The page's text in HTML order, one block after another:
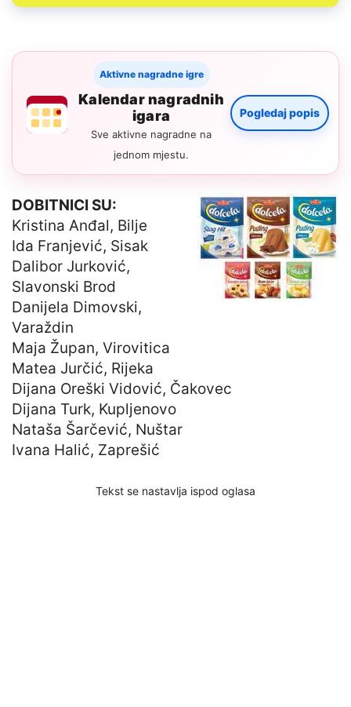
Aktivne nagradne igre
Kalendar nagradnih
igara
Sve aktivne nagradne na
jednom mjestu.
Pogledaj popis
DOBITNICI SU:
Kristina Anđal, Bilje
Ida Franjević, Sisak
Dalibor Jurković,
Slavonski Brod
Danijela Dimovski,
Varaždin
Maja Župan, Virovitica
Matea Jurčić, Rijeka
Dijana Oreški Vidović, Čakovec
Dijana Turk, Kupljenovo
Nataša Šarčević, Nuštar
Ivana Halić, Zaprešić
Tekst se nastavlja ispod oglasa